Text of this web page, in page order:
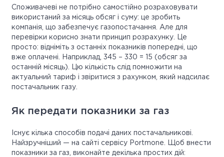
Споживачеві не потрібно самостійно розраховувати
використаний за місяць обсяг і суму: це зробить
компанія, що забезпечує газопостачання. Але для
перевірки корисно знати принцип розрахунку. Це
просто: відніміть з останніх показників попередні, що
вже оплачені. Наприклад, 345 – 330 = 15 (обсяг за
останній місяць). Цю кількість слід помножити на
актуальний тариф і звіритися з рахунком, який надсилає
постачальник газу.
Як передати показники за газ
Існує кілька способів подачі даних постачальникові.
Найзручніший — на сайті сервісу Portmone. Щоб внести
показники за газ, виконайте декілька простих дій: